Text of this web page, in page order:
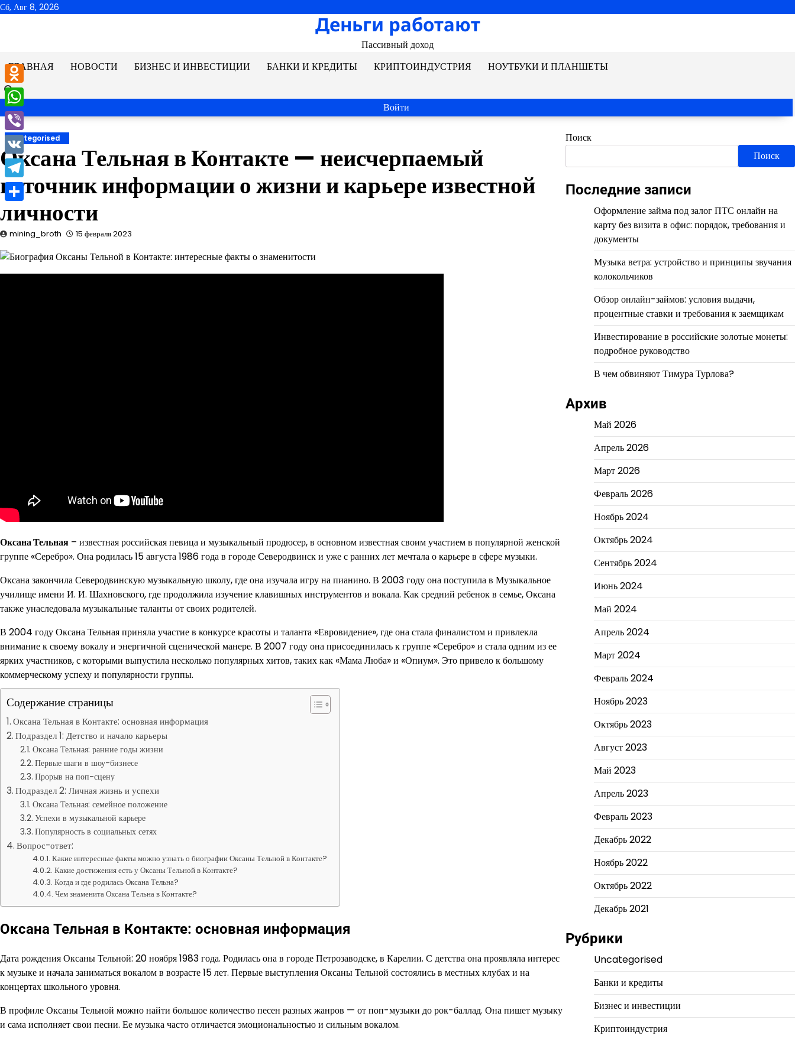
Перейти
Сб, Авг 8, 2026
Деньги работают
Пассивный доход
ГЛАВНАЯ
НОВОСТИ БИЗНЕС И ИНВЕСТИЦИИ БАНКИ И КРЕДИТЫ КРИПТОИНДУСТРИЯ НОУТБУКИ И ПЛАНШЕТЫ
Войти
Uncategorised
Оксана Тельная в Контакте — неисчерпаемый
источник информации о жизни и карьере известной
личности
mining_broth 15 февраля 2023
Оксана Тельная – известная российская певица и музыкальный продюсер, в основном известная своим участием в популярной женской
группе «Серебро». Она родилась 15 августа 1986 года в городе Северодвинск и уже с ранних лет мечтала о карьере в сфере музыки.
Оксана закончила Северодвинскую музыкальную школу, где она изучала игру на пианино. В 2003 году она поступила в Музыкальное
училище имени И. И. Шахновского, где продолжила изучение клавишных инструментов и вокала. Как средний ребенок в семье, Оксана
также унаследовала музыкальные таланты от своих родителей.
В 2004 году Оксана Тельная приняла участие в конкурсе красоты и таланта «Евровидение», где она стала финалистом и привлекла
внимание к своему вокалу и энергичной сценической манере. В 2007 году она присоединилась к группе «Серебро» и стала одним из ее
ярких участников, с которыми выпустила несколько популярных хитов, таких как «Мама Люба» и «Опиум». Это привело к большому
коммерческому успеху и популярности группы.
Содержание страницы
Оксана Тельная в Контакте: основная информация
Подраздел 1: Детство и начало карьеры
Оксана Тельная: ранние годы жизни
Первые шаги в шоу-бизнесе
Прорыв на поп-сцену
Подраздел 2: Личная жизнь и успехи
Оксана Тельная: семейное положение
Успехи в музыкальной карьере
Популярность в социальных сетях
Вопрос-ответ:
Какие интересные факты можно узнать о биографии Оксаны Тельной в Контакте?
Какие достижения есть у Оксаны Тельной в Контакте?
Когда и где родилась Оксана Тельна?
Чем знаменита Оксана Тельна в Контакте?
Оксана Тельная в Контакте: основная информация
Дата рождения Оксаны Тельной: 20 ноября 1983 года. Родилась она в городе Петрозаводске, в Карелии. С детства она проявляла интерес
к музыке и начала заниматься вокалом в возрасте 15 лет. Первые выступления Оксаны Тельной состоялись в местных клубах и на
концертах школьного уровня.
В профиле Оксаны Тельной можно найти большое количество песен разных жанров — от поп-музыки до рок-баллад. Она пишет музыку
и сама исполняет свои песни. Ее музыка часто отличается эмоциональностью и сильным вокалом.
Поиск
Поиск
Последние записи
Оформление займа под залог ПТС онлайн на
карту без визита в офис: порядок, требования и
документы
Музыка ветра: устройство и принципы звучания
колокольчиков
Обзор онлайн-займов: условия выдачи,
процентные ставки и требования к заемщикам
Инвестирование в российские золотые монеты:
подробное руководство
В чем обвиняют Тимура Турлова?
Архив
Май 2026
Апрель 2026
Март 2026
Февраль 2026
Ноябрь 2024
Октябрь 2024
Сентябрь 2024
Июнь 2024
Май 2024
Апрель 2024
Март 2024
Февраль 2024
Ноябрь 2023
Октябрь 2023
Август 2023
Май 2023
Апрель 2023
Февраль 2023
Декабрь 2022
Ноябрь 2022
Октябрь 2022
Декабрь 2021
Рубрики
Uncategorised
Банки и кредиты
Бизнес и инвестиции
Криптоиндустрия
Odnoklassniki
WhatsApp
Viber
VK
Telegram
Отправить